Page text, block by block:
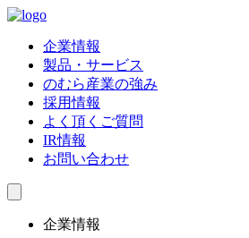
企業情報
製品・サービス
のむら産業の強み
採用情報
よく頂くご質問
IR情報
お問い合わせ
企業情報